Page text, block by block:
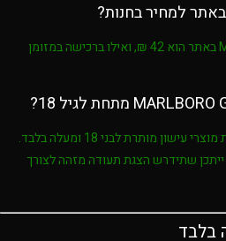
למחיר בחנות?
באתר הוא42 ₪
, ואילו ברכישה במזומן
עישון מותרת לבני18 ומעלה בלבד
.
שתידרש הצגת תעודה מזהה לצורך